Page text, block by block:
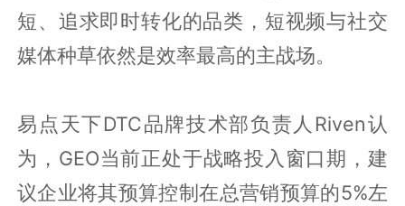
短、追求即时转化的品类，短视频与社交
媒体种草依然是效率最高的主战场。
易点天下DTC品牌技术部负责人Riven认
为，GEO当前正处于战略投入窗口期，建
议企业将其预算控制在总营销预算的5%左